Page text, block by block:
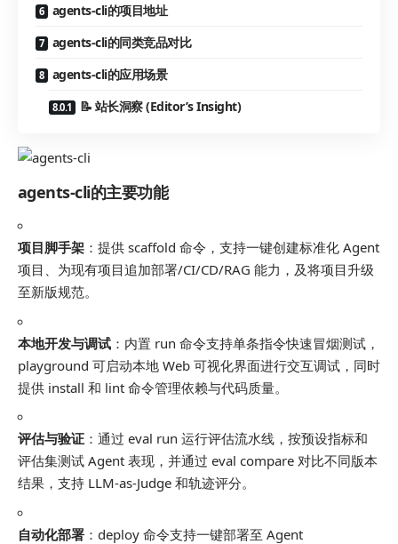
agents-cli的项目地址
agents-cli的同类竞品对比
agents-cli的应用场景
📝 站长洞察 (Editor’s Insight)
agents-cli的主要功能
项目脚手架 ：提供 scaffold 命令，支持一键创建标准化 Agent
项目、为现有项目追加部署/CI/CD/RAG 能力，及将项目升级
至新版规范。
本地开发与调试 ：内置 run 命令支持单条指令快速冒烟测试，
playground 可启动本地 Web 可视化界面进行交互调试，同时
提供 install 和 lint 命令管理依赖与代码质量。
评估与验证 ：通过 eval run 运行评估流水线，按预设指标和
评估集测试 Agent 表现，并通过 eval compare 对比不同版本
结果，支持 LLM-as-Judge 和轨迹评分。
自动化部署 ： deploy 命令支持一键部署至 Agent